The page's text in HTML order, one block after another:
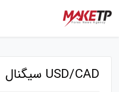
USD/CAD سیگنال